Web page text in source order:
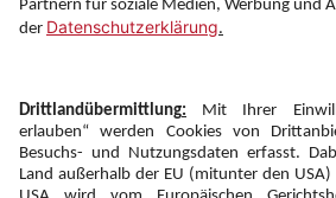
Newsletter: